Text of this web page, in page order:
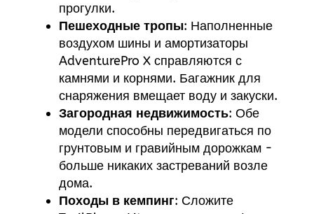
прогулки.
Пешеходные тропы: Наполненные
воздухом шины и амортизаторы
AdventurePro X справляются с
камнями и корнями. Багажник для
снаряжения вмещает воду и закуски.
Загородная недвижимость: Обе
модели способны передвигаться по
грунтовым и гравийным дорожкам -
больше никаких застреваний возле
дома.
Походы в кемпинг: Сложите